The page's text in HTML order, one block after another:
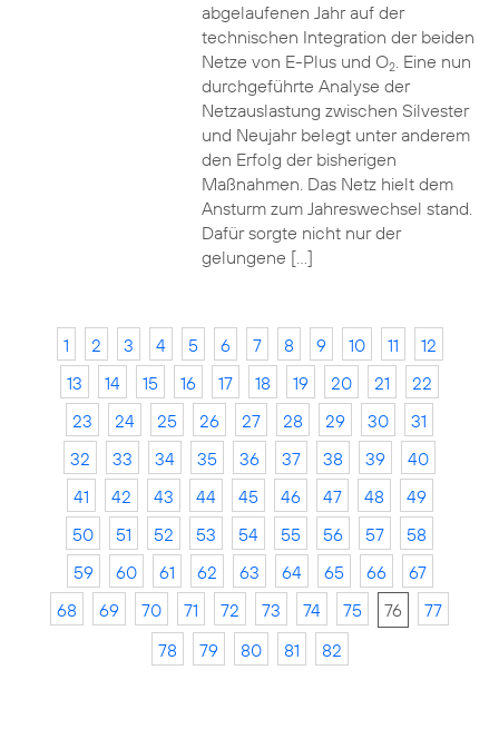
abgelaufenen Jahr auf der
technischen Integration der beiden
Netze von E-Plus und O2. Eine nun
durchgeführte Analyse der
Netzauslastung zwischen Silvester
und Neujahr belegt unter anderem
den Erfolg der bisherigen
Maßnahmen. Das Netz hielt dem
Ansturm zum Jahreswechsel stand.
Dafür sorgte nicht nur der
gelungene […]
1 2 3 4 5 6 7 8 9 10 11
12
13
14 15 16 17 18 19 20 21
22
23
24 25 26 27 28 29 30
31
32
33 34 35 36 37 38 39
40
41
42 43 44 45 46 47 48
49
50
51 52 53 54 55 56 57
58
59
60 61 62 63 64 65 66
67
68
69 70 71 72 73 74 75 76
77
78
79 80 81 82